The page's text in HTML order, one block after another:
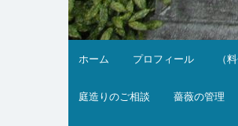
ホーム プロフィール （
庭造りのご相談 薔薇の管理